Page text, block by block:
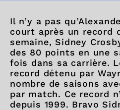
Il n’y a pas
court après un record
semaine, Sidney
des 80 points en une
fois dans sa carrière.
record détenu par
nombre de saisons
par match. Ce record
depuis 1999. Bravo